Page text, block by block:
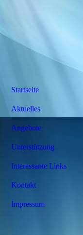
Startseite
Aktuelles
Angebote
Unterstützung
Interessante Links
Kontakt
Impressum